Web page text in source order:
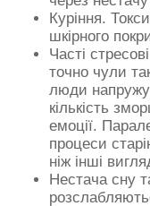
Куріння.
шкірного
Часті
точно чули
люди
кількість
емоції.
процеси
ніж інші
Нестача сну